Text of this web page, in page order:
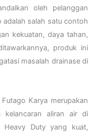
oleh pelanggan
adalah salah satu contoh
kekuatan, daya tahan,
produk ini
masalah drainase di
Karya merupakan
kelancaran aliran air di
Heavy Duty yang kuat,